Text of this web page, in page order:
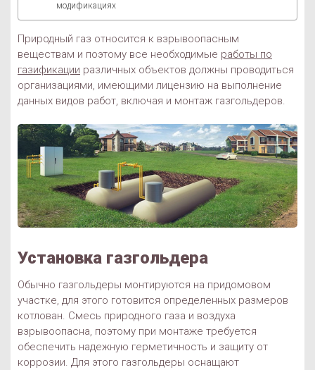
модификациях
Природный газ относится к взрывоопасным
веществам и поэтому все необходимые работы по
газификации различных объектов должны проводиться
организациями, имеющими лицензию на выполнение
данных видов работ, включая и монтаж газгольдеров.
Установка газгольдера
Обычно газгольдеры монтируются на придомовом
участке, для этого готовится определенных размеров
котлован. Смесь природного газа и воздуха
взрывоопасна, поэтому при монтаже требуется
обеспечить надежную герметичность и защиту от
коррозии. Для этого газгольдеры оснащают